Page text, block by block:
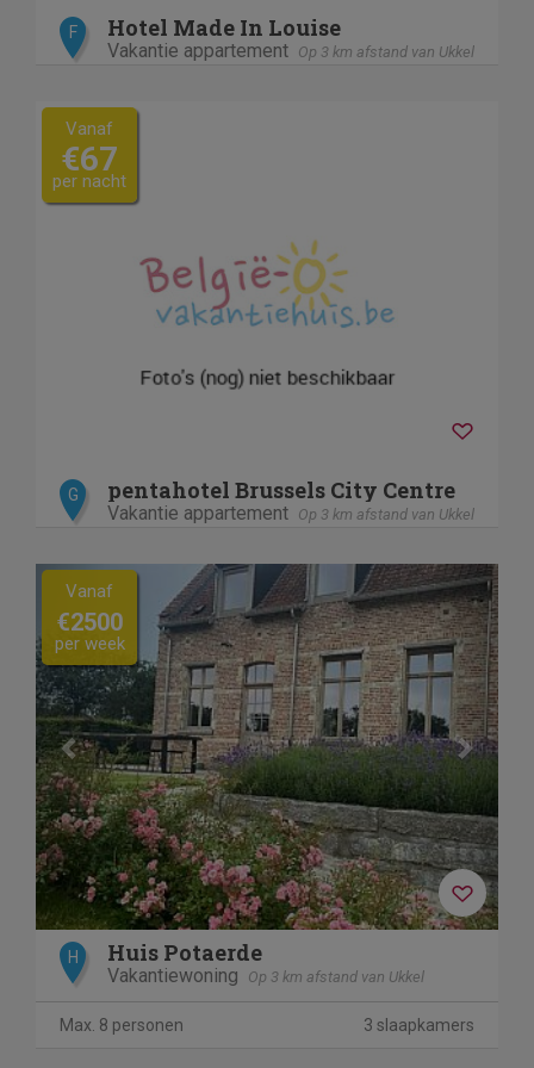
F Hotel Made In Louise
Vakantie appartement Op 3 km afstand van Ukkel
Vanaf
€67
per nacht
G pentahotel Brussels City Centre
Vakantie appartement Op 3 km afstand van Ukkel
Previous Next
Vanaf
€2500
per week
H Huis Potaerde
Vakantiewoning Op 3 km afstand van Ukkel
Max. 8 personen 3 slaapkamers